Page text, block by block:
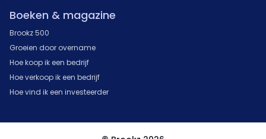
Boeken & magazine
Brookz 500
Groeien door overname
Hoe koop ik een bedrijf
Hoe verkoop ik een bedrijf
Hoe vind ik een investeerder